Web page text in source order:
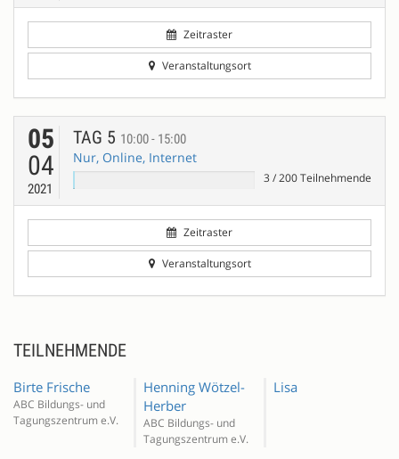
Zeitraster
Veranstaltungsort
05
04
2021
TAG 5 10:00 - 15:00
Nur, Online, Internet
3 /200Teilnehmende
Zeitraster
Veranstaltungsort
TEILNEHMENDE
Birte Frische
ABC Bildungs- und
Tagungszentrum e.V.
Henning Wötzel-
Herber
ABC Bildungs- und
Tagungszentrum e.V.
Lisa